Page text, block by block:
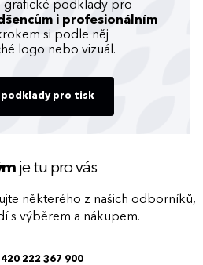
grafické podklady pro
i profesionálním
si podle něj
logo nebo vizuál.
pro tisk
je tu pro vás
některého z našich odborníků,
s výběrem a nákupem.
222 367 900